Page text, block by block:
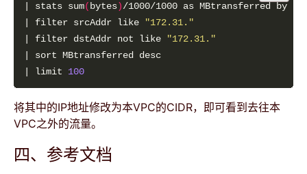
| stats sum( bytes)/1000/1000 as MBtransferred
| filter srcAddr like
"172.31."
| filter dstAddr not like
"172.31."
| limit 100
将其中的IP地址修改为本VPC的CIDR，即可看到去往本
VPC之外的流量。
四、参考文档